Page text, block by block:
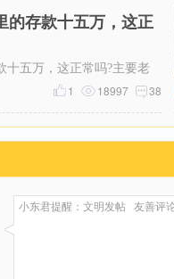
的存款十五万，这正
十五万，这正常吗?主要老
起步，我身边有些朋
38
18997
1